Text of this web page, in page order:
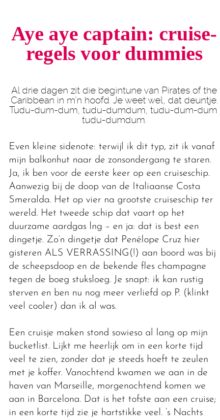
Aye aye captain: cruise-
regels voor dummies
Al drie dagen zit die begintune van Pirates of the
Caribbean in m’n hoofd. Je weet wel, dat deuntje.
Tudu-dum-dum, tudu-dumdum, tudu-dum-dum,
tudu-dumdum.
Even kleine sidenote: terwijl ik dit typ, zit ik vanaf
mijn balkonhut naar de zonsondergang te staren.
Ja, ik ben voor de eerste keer op een cruiseschip.
Aanwezig bij de doop van de Italiaanse Costa
Smeralda. Het op vier na grootste cruiseschip ter
wereld. Het tweede schip dat vaart op het
duurzame aardgas lng – en ja: dat is best een
dingetje. Zo’n dingetje dat Penélope Cruz hier
gisteren ALS VERRASSING(!) aan boord was bij
de scheepsdoop en de bekende fles champagne
tegen de boeg stuksloeg. Je snapt: ik kan rustig
sterven en ben nu nog meer verliefd op P. (klinkt
veel cooler) dan ik al was.
Een cruisje maken stond sowieso al lang op mijn
bucketlist. Lijkt me heerlijk om in een korte tijd
veel te zien, zonder dat je steeds hoeft te zeulen
met je koffer. Vanochtend kwamen we aan in de
haven van Marseille, morgenochtend komen we
aan in Barcelona. Dat is het tofste aan een cruise;
in een korte tijd zie je hartstikke veel. ’s Nachts